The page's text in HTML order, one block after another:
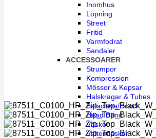
Inomhus
Löpning
Street
Fritid
Varmfodrat
Sandaler
ACCESSOARER
Strumpor
Kompression
Mössor & Kepsar
Halskragar & Tubes
Balaclava/Hood
Head Band
Väskor
Vattenflaskor